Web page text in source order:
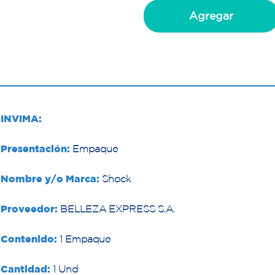
Agregar
INVIMA:
Presentación: Empaque
Nombre y/o Marca: Shock
Proveedor: BELLEZA EXPRESS S.A.
Contenido: 1 Empaque
Cantidad: 1 Und